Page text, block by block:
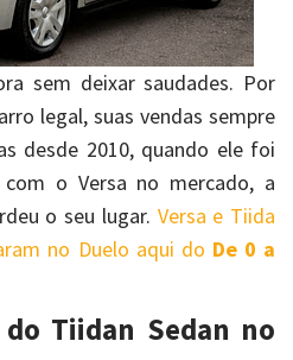
sem deixar saudades. Por
legal, suas vendas sempre
desde 2010, quando ele foi
o Versa no mercado, a
o seu lugar. Versa e Tiida
no Duelo aqui do De 0 a
Tiidan Sedan no